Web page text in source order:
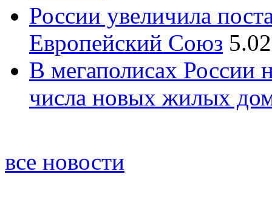
России увеличила
Европейский Союз
В мегаполисах России
числа новых жилых
все новости